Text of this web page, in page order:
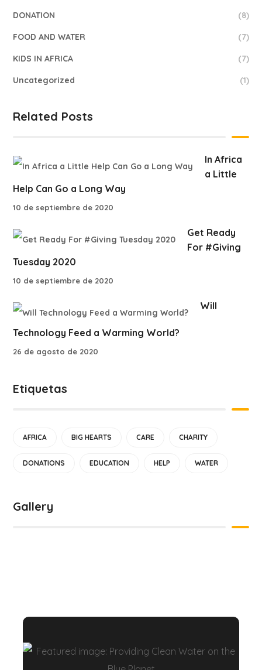
DONATION (8)
FOOD AND WATER (7)
KIDS IN AFRICA (7)
Uncategorized (1)
Related Posts
In Africa
a Little
Help Can Go a Long Way
10 de septiembre de 2020
Get Ready
For #Giving
Tuesday 2020
10 de septiembre de 2020
Will
Technology Feed a Warming World?
26 de agosto de 2020
Etiquetas
AFRICA BIG HEARTS CARE CHARITY
DONATIONS EDUCATION HELP WATER
Gallery